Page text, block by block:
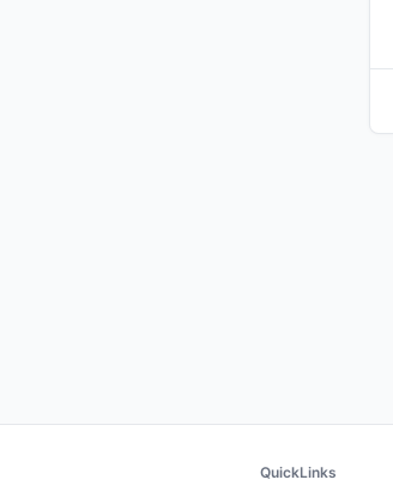
QuickLinks